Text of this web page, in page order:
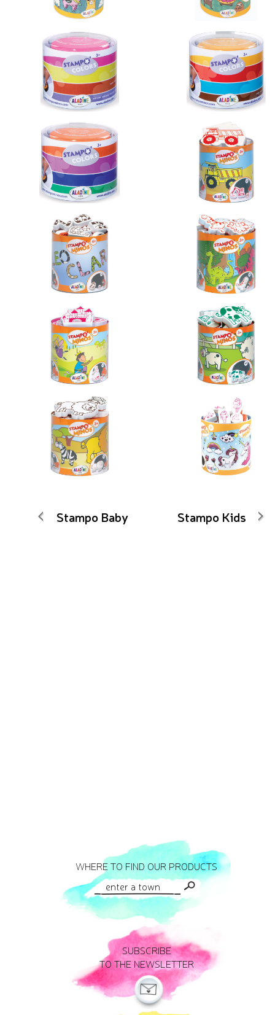
Stampo Baby Stampo Kids
WHERE TO FIND OUR PRODUCTS
SUBSCRIBE
TO THE NEWSLETTER